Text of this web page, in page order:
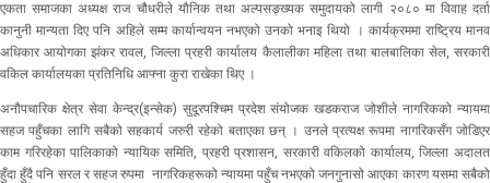
एकता समाजका अध्यक्ष राज चौधरीले यौनिक तथा अल्पसङ्ख्यक समुदायको लागी २०८० मा विवाह दर्ता
कानुनी मान्यता दिए पनि अहिले सम्म कार्यान्वयन नभएको उनको भनाइ थियो । कार्यक्रममा राष्ट्रिय मानव
अधिकार आयोगका झंकर रावल, जिल्ला प्रहरी कार्यालय कैलालीका महिला तथा बालबालिका सेल, सरकारी
वकिल कार्यालयका प्रतिनिधि आफ्ना कुरा राखेका थिए ।
अनौपचारिक क्षेत्र सेवा केन्द्र(इन्सेक) सुदूरपश्चिम प्रदेश संयोजक खडकराज जोशीले नागरिकको न्यायमा
सहज पहुँचका लागि सबैको सहकार्य जरुरी रहेको बताएका छन् । उनले प्रत्यक्ष रूपमा नागरिकसँग जोडिएर
काम गरिरहेका पालिकाको न्यायिक समिति, प्रहरी प्रशासन, सरकारी वकिलको कार्यालय, जिल्ला अदालत
हुँदा हुँदै पनि सरल र सहज रुपमा नागरिकहरूको न्यायमा पहुँच नभएको जनगुनासो आएका कारण यसमा सबैको